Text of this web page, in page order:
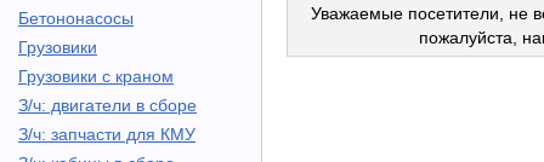
Бетононасосы
Грузовики
Грузовики с краном
З/ч: двигатели в сборе
З/ч: запчасти для КМУ
Уважаемые посетители, не
пожалуйста,